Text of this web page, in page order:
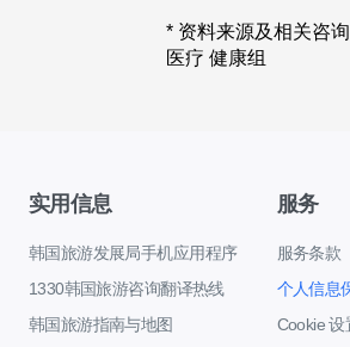
* 资料来源及相关咨询
医疗 健康组
实用信息
韩国旅游发展局手机应用程序
1330韩国旅游咨询翻译热线
韩国旅游指南与地图
服务
服务条款
个人信息
Cookie 设